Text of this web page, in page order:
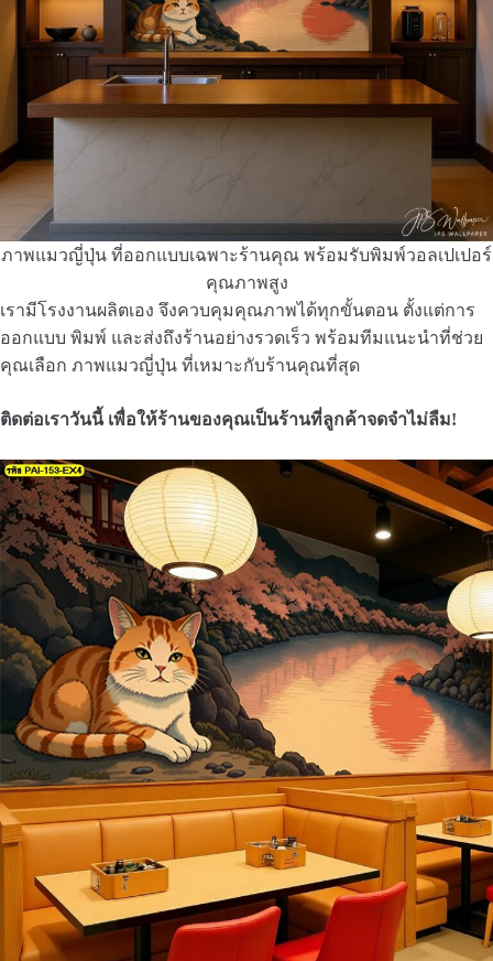
ภาพแมวญี่ปุ่น ที่ออกแบบเฉพาะร้านคุณ พร้อมรับพิมพ์วอลเปเปอร์
คุณภาพสูง
เรามีโรงงานผลิตเอง จึงควบคุมคุณภาพได้ทุกขั้นตอน ตั้งแต่การ
ออกแบบ พิมพ์ และส่งถึงร้านอย่างรวดเร็ว พร้อมทีมแนะนำที่ช่วย
คุณเลือก ภาพแมวญี่ปุ่น ที่เหมาะกับร้านคุณที่สุด
ติดต่อเราวันนี้ เพื่อให้ร้านของคุณเป็นร้านที่ลูกค้าจดจำไม่ลืม!